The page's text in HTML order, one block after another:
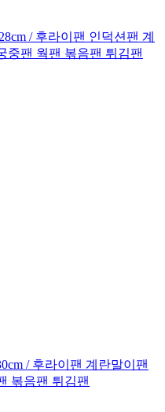
/ 후라이팬 인덕션팬 계
중팬 웍팬 볶음팬 튀김팬
/ 후라이팬 계란말이팬
볶음팬 튀김팬